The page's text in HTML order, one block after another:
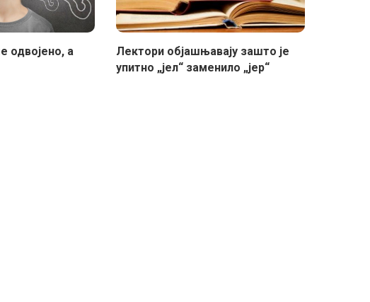
одвојено, а
Лектори објашњавају зашто је
упитно „јел“ заменило „јер“